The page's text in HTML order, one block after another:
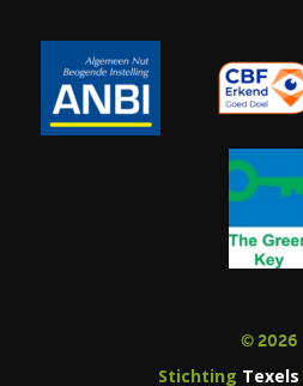
© 2026
Stichting Texels